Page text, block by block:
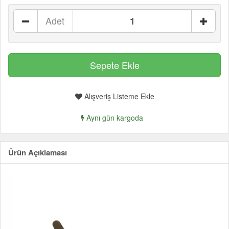
Adet
Alışveriş Listeme Ekle
Aynı gün kargoda
Ürün Açıklaması